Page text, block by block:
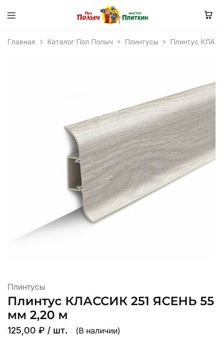
Главная Каталог Пол Полыч Плинтусы Плинтус
Плинтусы
Плинтус КЛАССИК 251 ЯСЕНЬ 55
мм 2,20 м
125,00 ₽ / шт. (В наличии)